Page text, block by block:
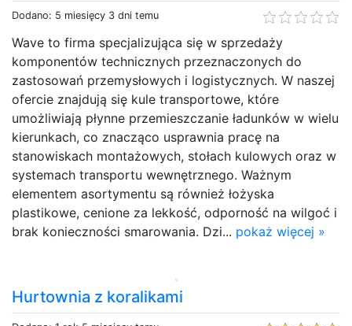
Dodano: 5 miesięcy 3 dni temu
Wave to firma specjalizująca się w sprzedaży
komponentów technicznych przeznaczonych do
zastosowań przemysłowych i logistycznych. W naszej
ofercie znajdują się kule transportowe, które
umożliwiają płynne przemieszczanie ładunków w wielu
kierunkach, co znacząco usprawnia pracę na
stanowiskach montażowych, stołach kulowych oraz w
systemach transportu wewnętrznego. Ważnym
elementem asortymentu są również łożyska
plastikowe, cenione za lekkość, odporność na wilgoć i
brak konieczności smarowania. Dzi... pokaż więcej »
Hurtownia z koralikami